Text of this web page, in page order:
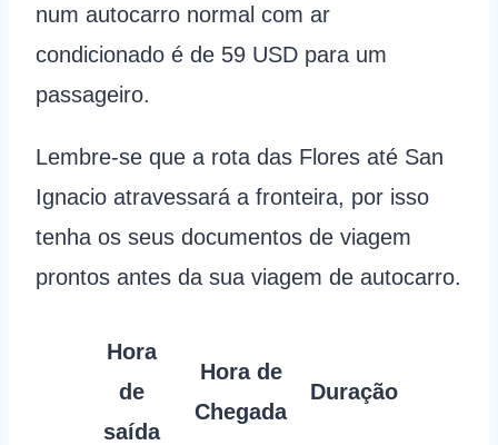
num autocarro normal com ar
condicionado é de 59 USD para um
passageiro.
Lembre-se que a rota das Flores até San
Ignacio atravessará a fronteira, por isso
tenha os seus documentos de viagem
prontos antes da sua viagem de autocarro.
Hora
de
saída
Hora de
Chegada
Duração